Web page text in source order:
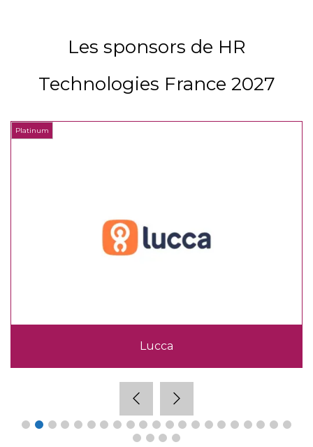
Les sponsors de HR
Technologies France 2027
Platinum
Lucca